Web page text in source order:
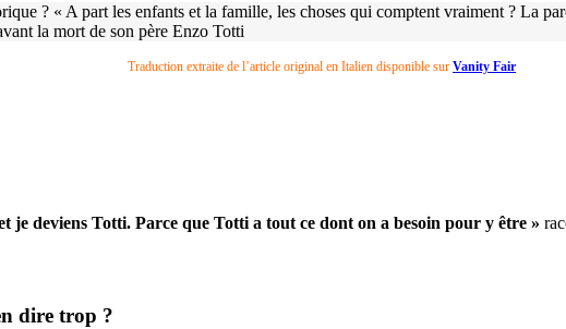
? « A part les enfants et la famille, les choses qui comptent vraiment ? La
la mort de son père Enzo Totti
Traduction extraite de l’article original en Italien disponible sur Vanity Fair
je deviens Totti. Parce que Totti a tout ce dont on a besoin pour y être »
dire trop ?